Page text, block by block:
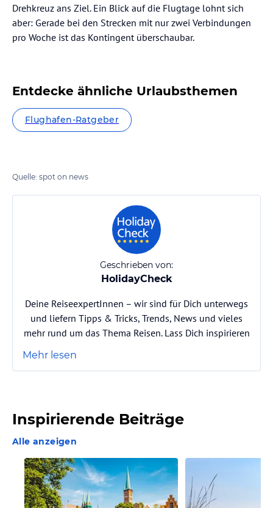
Drehkreuz ans Ziel. Ein Blick auf die Flugtage lohnt sich
aber: Gerade bei den Strecken mit nur zwei Verbindungen
pro Woche ist das Kontingent überschaubar.
Entdecke ähnliche Urlaubsthemen
Flughafen-Ratgeber
Quelle: spot on news
Geschrieben von:
HolidayCheck
Deine ReiseexpertInnen – wir sind für Dich unterwegs
und liefern Tipps & Tricks, Trends, News und vieles
mehr rund um das Thema Reisen. Lass Dich inspirieren
Mehr lesen
Inspirierende Beiträge
Alle anzeigen